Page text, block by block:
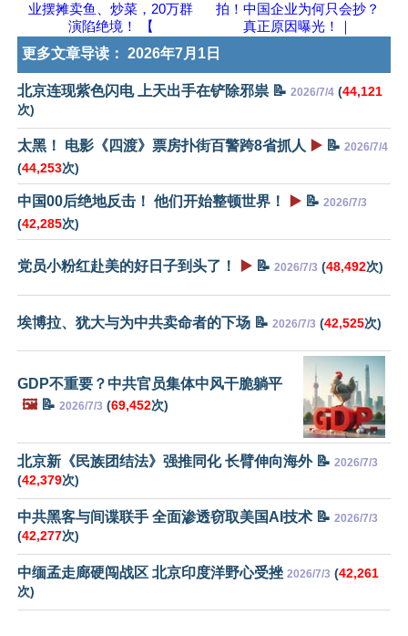
业摆摊卖鱼、炒菜，20万群
演陷绝境！ 【
拍！中国企业为何只会抄？
真正原因曝光！｜
更多文章导读： 2026年7月1日
北京连现紫色闪电 上天出手在铲除邪祟 📝 2026/7/4 (44,121
次)
太黑！ 电影《四渡》票房扑街百警跨8省抓人 ▶️ 📝 2026/7/4
(44,253次)
中国00后绝地反击！ 他们开始整顿世界！ ▶️ 📝 2026/7/3
(42,285次)
党员小粉红赴美的好日子到头了！ ▶️ 📝 2026/7/3 (48,492次)
埃博拉、犹大与为中共卖命者的下场 📝 2026/7/3 (42,525次)
GDP不重要？中共官员集体中风干脆躺平
🖼️📝 2026/7/3 (69,452次)
北京新《民族团结法》强推同化 长臂伸向海外 📝 2026/7/3
(42,379次)
中共黑客与间谍联手 全面渗透窃取美国AI技术 📝 2026/7/3
(42,277次)
中缅孟走廊硬闯战区 北京印度洋野心受挫 2026/7/3 (42,261
次)